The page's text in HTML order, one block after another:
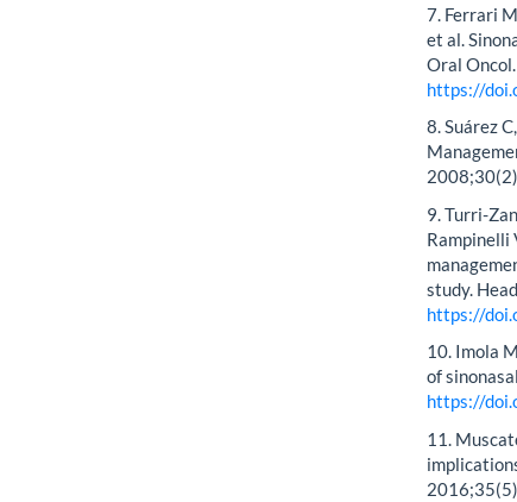
7. Ferrari
et al.
Oral
https://
8. Suárez
9. Turri-
study.
https://
10. Imola
of
https://
11.